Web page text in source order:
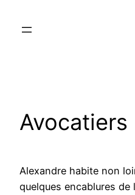
Alexandre habite non
quelques encablures